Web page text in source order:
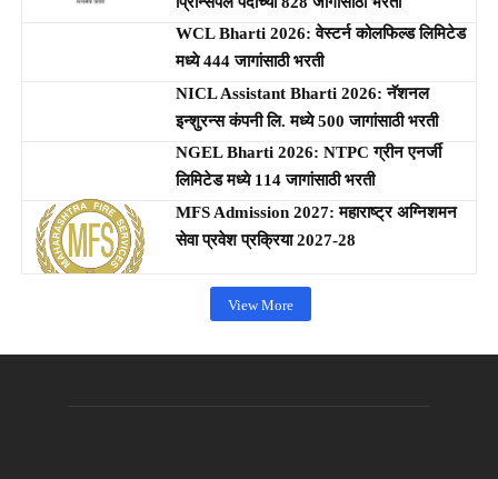
WCL Bharti 2026: वेस्टर्न कोलफिल्ड लिमिटेड
मध्ये 444 जागांसाठी भरती
NICL Assistant Bharti 2026: नॅशनल
इन्शुरन्स कंपनी लि. मध्ये 500 जागांसाठी भरती
NGEL Bharti 2026: NTPC ग्रीन एनर्जी
लिमिटेड मध्ये 114 जागांसाठी भरती
MFS Admission 2027: महाराष्ट्र अग्निशमन
सेवा प्रवेश प्रक्रिया 2027-28
View More